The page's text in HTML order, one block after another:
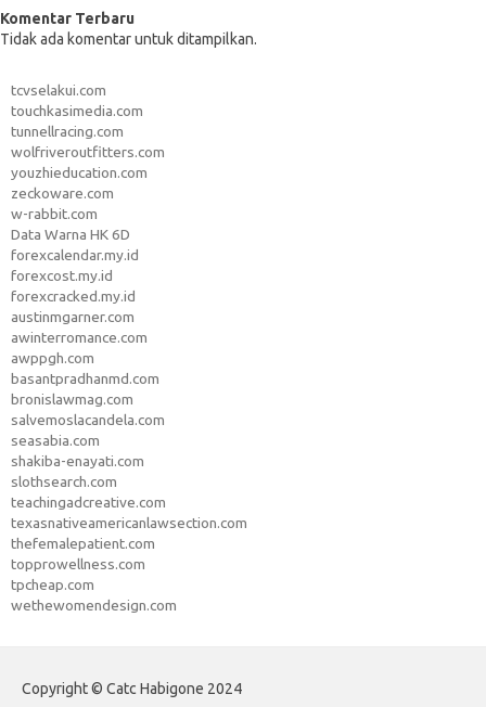
Komentar Terbaru
Tidak ada komentar untuk ditampilkan.
tcvselakui.com
touchkasimedia.com
tunnellracing.com
wolfriveroutfitters.com
youzhieducation.com
zeckoware.com
w-rabbit.com
Data Warna HK 6D
forexcalendar.my.id
forexcost.my.id
forexcracked.my.id
austinmgarner.com
awinterromance.com
awppgh.com
basantpradhanmd.com
bronislawmag.com
salvemoslacandela.com
seasabia.com
shakiba-enayati.com
slothsearch.com
teachingadcreative.com
texasnativeamericanlawsection.com
thefemalepatient.com
topprowellness.com
tpcheap.com
wethewomendesign.com
Copyright © Catc Habigone 2024